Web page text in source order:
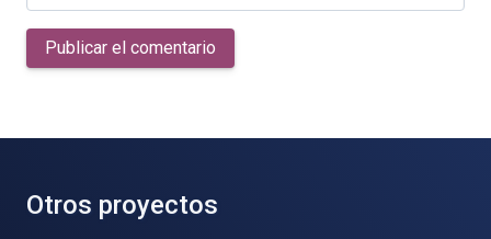
Publicar el comentario
Otros proyectos